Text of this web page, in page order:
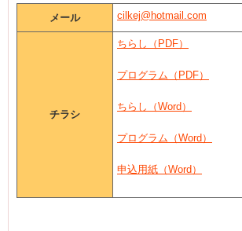
メール cilkej@hotmail.com
チラシ
ちらし（PDF）
プログラム（PDF）
ちらし（Word）
プログラム（Word）
申込用紙（Word）